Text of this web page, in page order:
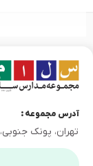
آدرس مجموعه :
تهران، پونک